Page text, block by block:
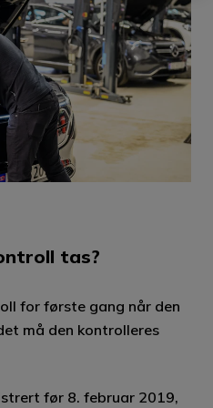
tas?
for første gang når den
må den kontrolleres
før 8. februar 2019,